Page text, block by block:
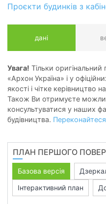
Проєкти будинків з
дані
Увага! Тільки оригінальний
«Архон Україна» і у
якості і чітке керівництво
Також Ви отримуєте
консультуватися у наших
будівництва.
ПЛАН ПЕРШОГО
Базова версія
Інтерактивний план